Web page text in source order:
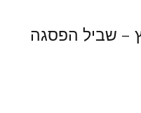
– שביל הפסגה